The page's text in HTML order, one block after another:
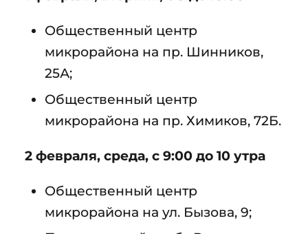
Общественный центр
микрорайона на пр. Шинников,
25А;
Общественный центр
микрорайона на пр. Химиков, 72Б.
2 февраля, среда, с 9:00 до 10 утра
Общественный центр
микрорайона на ул. Бызова, 9;